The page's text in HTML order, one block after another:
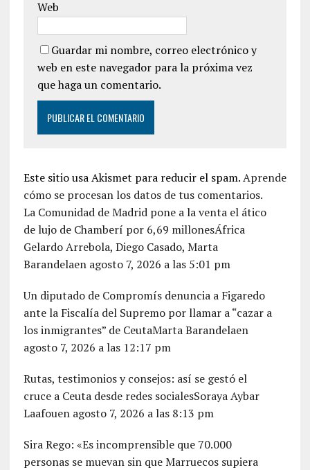
Web
Guardar mi nombre, correo electrónico y
web en este navegador para la próxima vez
que haga un comentario.
Este sitio usa Akismet para reducir el spam.Aprende
cómo se procesan los datos de tus comentarios.
La Comunidad de Madrid pone a la venta el ático
de lujo de Chamberí por 6,69 millonesÁfrica
Gelardo Arrebola, Diego Casado, Marta
Barandelaen agosto 7, 2026 a las 5:01 pm
Un diputado de Compromís denuncia a Figaredo
ante la Fiscalía del Supremo por llamar a “cazar a
los inmigrantes” de CeutaMarta Barandelaen
agosto 7, 2026 a las 12:17 pm
Rutas, testimonios y consejos: así se gestó el
cruce a Ceuta desde redes socialesSoraya Aybar
Laafouen agosto 7, 2026 a las 8:13 pm
Sira Rego: «Es incomprensible que 70.000
personas se muevan sin que Marruecos supiera